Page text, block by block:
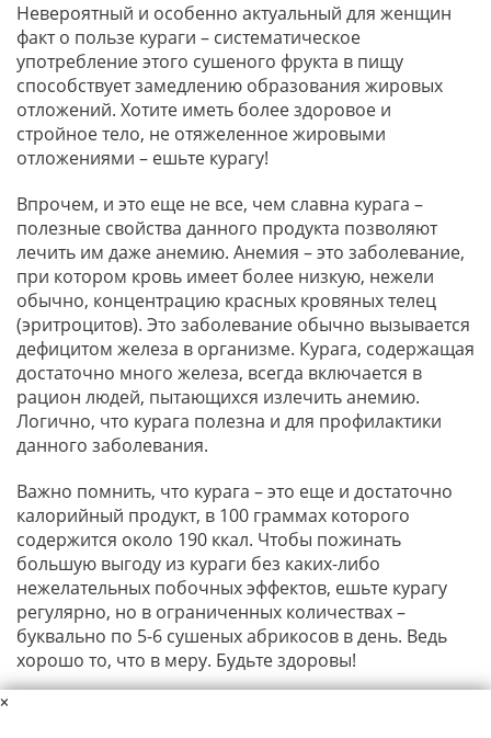
Невероятный и особенно актуальный для женщин
факт о пользе кураги – систематическое
употребление этого сушеного фрукта в пищу
способствует замедлению образования жировых
отложений. Хотите иметь более здоровое и
стройное тело, не отяжеленное жировыми
отложениями – ешьте курагу!
Впрочем, и это еще не все, чем славна курага –
полезные свойства данного продукта позволяют
лечить им даже анемию. Анемия – это заболевание,
при котором кровь имеет более низкую, нежели
обычно, концентрацию красных кровяных телец
(эритроцитов). Это заболевание обычно вызывается
дефицитом железа в организме. Курага, содержащая
достаточно много железа, всегда включается в
рацион людей, пытающихся излечить анемию.
Логично, что курага полезна и для профилактики
данного заболевания.
Важно помнить, что курага – это еще и достаточно
калорийный продукт, в 100 граммах которого
содержится около 190 ккал. Чтобы пожинать
большую выгоду из кураги без каких-либо
нежелательных побочных эффектов, ешьте курагу
регулярно, но в ограниченных количествах –
буквально по 5-6 сушеных абрикосов в день. Ведь
хорошо то, что в меру. Будьте здоровы!
×